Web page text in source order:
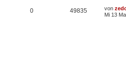
0 49835 von
Mi 13